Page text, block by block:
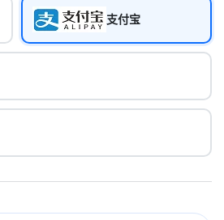
支付宝